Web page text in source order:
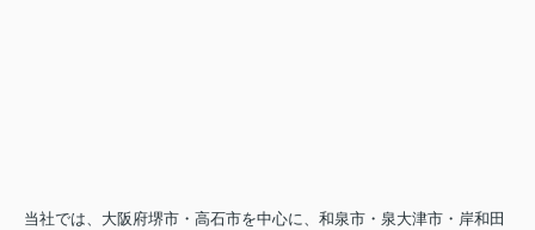
当社では、大阪府堺市・高石市を中心に、和泉市・泉大津市・岸和田